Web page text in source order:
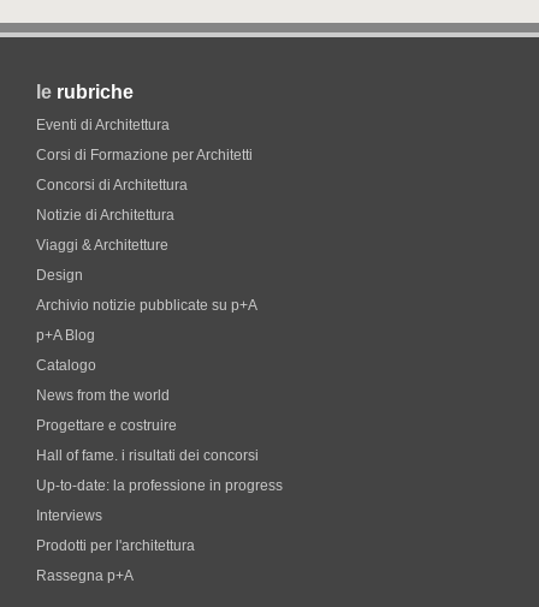
le rubriche
Eventi di Architettura
Corsi di Formazione per Architetti
Concorsi di Architettura
Notizie di Architettura
Viaggi & Architetture
Design
Archivio notizie pubblicate su p+A
p+A Blog
Catalogo
News from the world
Progettare e costruire
Hall of fame. i risultati dei concorsi
Up-to-date: la professione in progress
Interviews
Prodotti per l'architettura
Rassegna p+A